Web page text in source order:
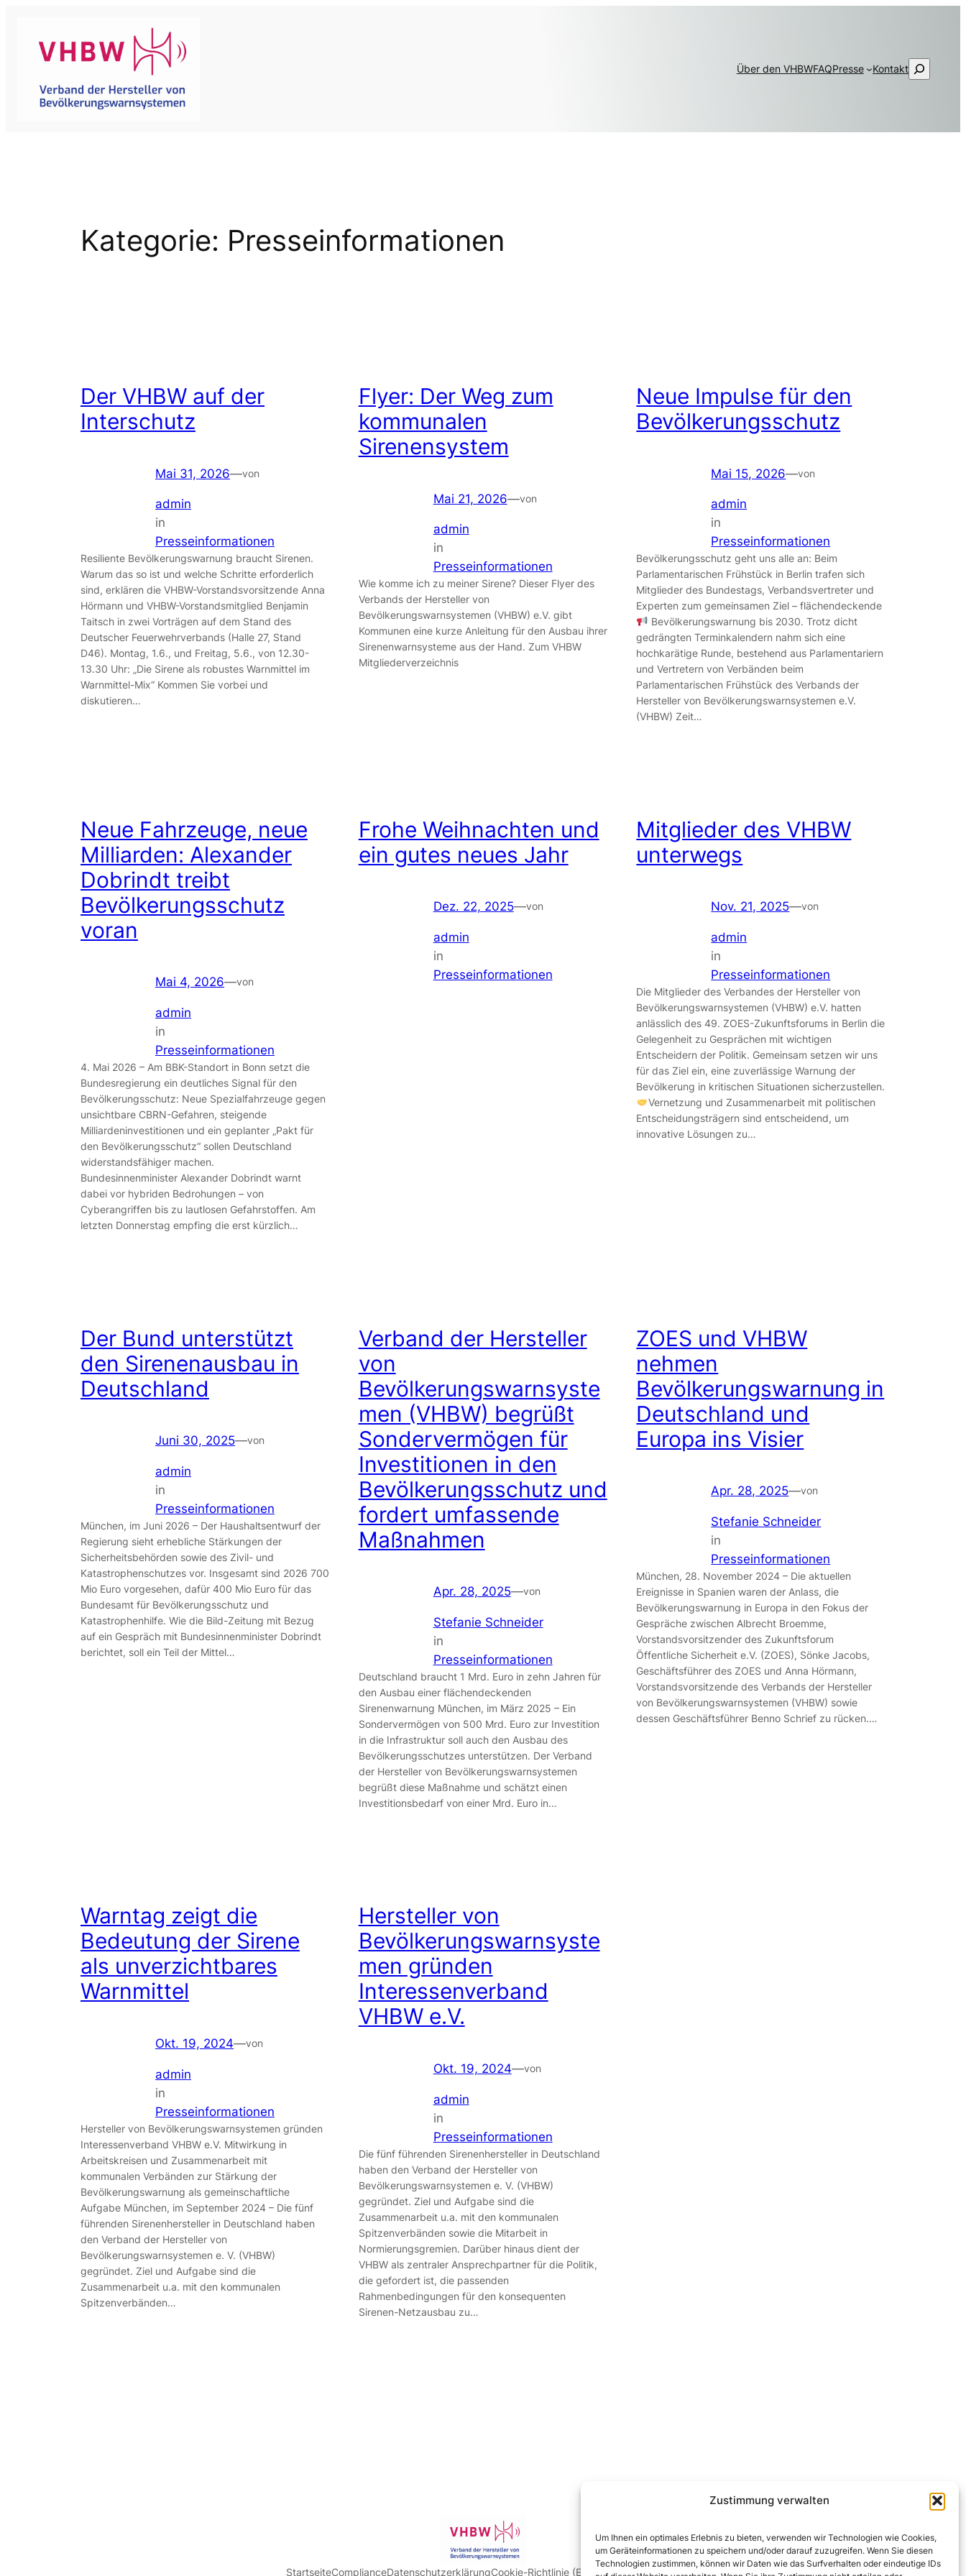
Zustimmung verwalten
Um Ihnen ein optimales Erlebnis zu bieten, verwenden wir Technologien wie Cookies,
um Geräteinformationen zu speichern und/oder darauf zuzugreifen. Wenn Sie diesen
Technologien zustimmen, können wir Daten wie das Surfverhalten oder eindeutige IDs
springen
Über den VHBWFAQPresse KontaktSuchen
Kategorie: Presseinformationen
Der VHBW auf der
Interschutz
Mai 31, 2026—von
admin
in
Presseinformationen
Resiliente Bevölkerungswarnung braucht Sirenen.
Warum das so ist und welche Schritte erforderlich
sind, erklären die VHBW-Vorstandsvorsitzende Anna
Hörmann und VHBW-Vorstandsmitglied Benjamin
Taitsch in zwei Vorträgen auf dem Stand des
Deutscher Feuerwehrverbands (Halle 27, Stand
D46). Montag, 1.6., und Freitag, 5.6., von 12.30-
13.30 Uhr: „Die Sirene als robustes Warnmittel im
Warnmittel-Mix“ Kommen Sie vorbei und
diskutieren…
Flyer: Der Weg zum
kommunalen
Sirenensystem
Mai 21, 2026—von
admin
in
Presseinformationen
Wie komme ich zu meiner Sirene? Dieser Flyer des
Verbands der Hersteller von
Bevölkerungswarnsystemen (VHBW) e.V. gibt
Kommunen eine kurze Anleitung für den Ausbau ihrer
Sirenenwarnsysteme aus der Hand. Zum VHBW
Mitgliederverzeichnis
Neue Impulse für den
Bevölkerungsschutz
Mai 15, 2026—von
admin
in
Presseinformationen
Bevölkerungsschutz geht uns alle an: Beim
Parlamentarischen Frühstück in Berlin trafen sich
Mitglieder des Bundestags, Verbandsvertreter und
Experten zum gemeinsamen Ziel – flächendeckende
Bevölkerungswarnung bis 2030. Trotz dicht
gedrängten Terminkalendern nahm sich eine
hochkarätige Runde, bestehend aus Parlamentariern
und Vertretern von Verbänden beim
Parlamentarischen Frühstück des Verbands der
Hersteller von Bevölkerungswarnsystemen e.V.
(VHBW) Zeit…
Neue Fahrzeuge, neue
Milliarden: Alexander
Dobrindt treibt
Bevölkerungsschutz
voran
Mai 4, 2026—von
admin
in
Presseinformationen
4. Mai 2026 – Am BBK-Standort in Bonn setzt die
Bundesregierung ein deutliches Signal für den
Bevölkerungsschutz: Neue Spezialfahrzeuge gegen
unsichtbare CBRN-Gefahren, steigende
Milliardeninvestitionen und ein geplanter „Pakt für
den Bevölkerungsschutz“ sollen Deutschland
widerstandsfähiger machen.
Bundesinnenminister Alexander Dobrindt warnt
dabei vor hybriden Bedrohungen – von
Cyberangriffen bis zu lautlosen Gefahrstoffen. Am
letzten Donnerstag empfing die erst kürzlich…
Frohe Weihnachten und
ein gutes neues Jahr
Dez. 22, 2025—von
admin
in
Presseinformationen
Mitglieder des VHBW
unterwegs
Nov. 21, 2025—von
admin
in
Presseinformationen
Die Mitglieder des Verbandes der Hersteller von
Bevölkerungswarnsystemen (VHBW) e.V. hatten
anlässlich des 49. ZOES-Zukunftsforums in Berlin die
Gelegenheit zu Gesprächen mit wichtigen
Entscheidern der Politik. Gemeinsam setzen wir uns
für das Ziel ein, eine zuverlässige Warnung der
Bevölkerung in kritischen Situationen sicherzustellen.
Vernetzung und Zusammenarbeit mit politischen
Entscheidungsträgern sind entscheidend, um
innovative Lösungen zu…
Der Bund unterstützt
den Sirenenausbau in
Deutschland
Juni 30, 2025—von
admin
in
Presseinformationen
München, im Juni 2026 – Der Haushaltsentwurf der
Regierung sieht erhebliche Stärkungen der
Sicherheitsbehörden sowie des Zivil- und
Katastrophenschutzes vor. Insgesamt sind 2026 700
Mio Euro vorgesehen, dafür 400 Mio Euro für das
Bundesamt für Bevölkerungsschutz und
Katastrophenhilfe. Wie die Bild-Zeitung mit Bezug
auf ein Gespräch mit Bundesinnenminister Dobrindt
berichtet, soll ein Teil der Mittel…
Verband der Hersteller
von
Bevölkerungswarnsyste
men (VHBW) begrüßt
Sondervermögen für
Investitionen in den
Bevölkerungsschutz und
fordert umfassende
Maßnahmen
Apr. 28, 2025—von
Stefanie Schneider
in
Presseinformationen
Deutschland braucht 1 Mrd. Euro in zehn Jahren für
den Ausbau einer flächendeckenden
Sirenenwarnung München, im März 2025 – Ein
Sondervermögen von 500 Mrd. Euro zur Investition
in die Infrastruktur soll auch den Ausbau des
Bevölkerungsschutzes unterstützen. Der Verband
der Hersteller von Bevölkerungswarnsystemen
begrüßt diese Maßnahme und schätzt einen
Investitionsbedarf von einer Mrd. Euro in…
ZOES und VHBW
nehmen
Bevölkerungswarnung in
Deutschland und
Europa ins Visier
Apr. 28, 2025—von
Stefanie Schneider
in
Presseinformationen
München, 28. November 2024 – Die aktuellen
Ereignisse in Spanien waren der Anlass, die
Bevölkerungswarnung in Europa in den Fokus der
Gespräche zwischen Albrecht Broemme,
Vorstandsvorsitzender des Zukunftsforum
Öffentliche Sicherheit e.V. (ZOES), Sönke Jacobs,
Geschäftsführer des ZOES und Anna Hörmann,
Vorstandsvorsitzende des Verbands der Hersteller
von Bevölkerungswarnsystemen (VHBW) sowie
dessen Geschäftsführer Benno Schrief zu rücken.…
Warntag zeigt die
Bedeutung der Sirene
als unverzichtbares
Warnmittel
Okt. 19, 2024—von
admin
in
Presseinformationen
Hersteller von Bevölkerungswarnsystemen gründen
Interessenverband VHBW e.V. Mitwirkung in
Arbeitskreisen und Zusammenarbeit mit
kommunalen Verbänden zur Stärkung der
Bevölkerungswarnung als gemeinschaftliche
Aufgabe München, im September 2024 – Die fünf
führenden Sirenenhersteller in Deutschland haben
den Verband der Hersteller von
Bevölkerungswarnsystemen e. V. (VHBW)
gegründet. Ziel und Aufgabe sind die
Zusammenarbeit u.a. mit den kommunalen
Spitzenverbänden…
Hersteller von
Bevölkerungswarnsyste
men gründen
Interessenverband
VHBW e.V.
Okt. 19, 2024—von
admin
in
Presseinformationen
Die fünf führenden Sirenenhersteller in Deutschland
haben den Verband der Hersteller von
Bevölkerungswarnsystemen e. V. (VHBW)
gegründet. Ziel und Aufgabe sind die
Zusammenarbeit u.a. mit den kommunalen
Spitzenverbänden sowie die Mitarbeit in
Normierungsgremien. Darüber hinaus dient der
VHBW als zentraler Ansprechpartner für die Politik,
die gefordert ist, die passenden
Rahmenbedingungen für den konsequenten
Sirenen-Netzausbau zu…
StartseiteComplianceDatenschutzerklärungCookie-Richtlinie (EU) ImpressumKontakt